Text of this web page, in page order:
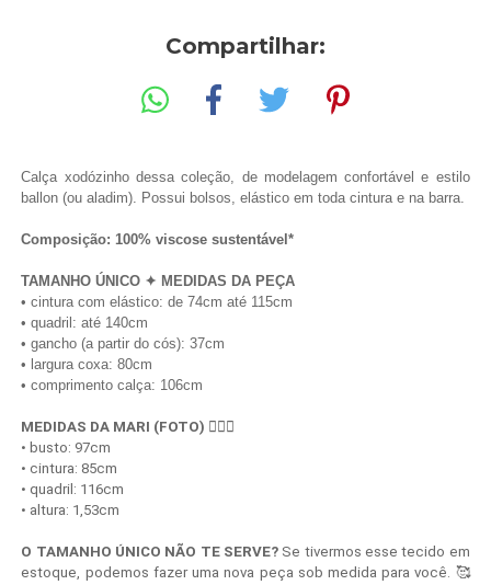
Compartilhar:
Calça xodózinho dessa coleção, de modelagem confortável e estilo
ballon (ou aladim). Possui bolsos, elástico em toda cintura e na barra.
Composição: 100% viscose sustentável*
TAMANHO ÚNICO ✦ MEDIDAS DA PEÇA
• cintura com elástico: de 74cm até 115cm
• quadril: até 140cm
• gancho (a partir do cós): 37cm
• largura coxa: 80cm
• comprimento calça: 106cm
MEDIDAS DA MARI (FOTO) 💁🏻‍♀️
• busto: 97cm
• cintura: 85cm
• quadril: 116cm
• altura: 1,53cm
O TAMANHO ÚNICO NÃO TE SERVE? Se tivermos esse tecido em
estoque, podemos fazer uma nova peça sob medida para você. 🥰